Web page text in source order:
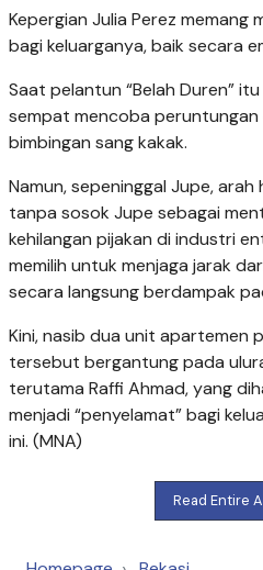
Kepergian Julia Perez memang
bagi keluarganya, baik secara
Saat pelantun “Belah Duren”
sempat mencoba
bimbingan sang kakak.
Namun, sepeninggal Jupe,
tanpa sosok Jupe sebagai
kehilangan pijakan di industri
memilih untuk menjaga jarak
secara langsung berdampak
Kini, nasib dua unit apartemen
tersebut bergantung pada
terutama Raffi Ahmad, yang
menjadi “penyelamat” bagi
ini. (MNA)
Read Entire